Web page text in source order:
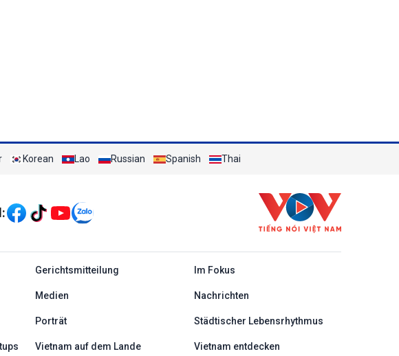
Korean Lao Russian Spanish Thai
Đức
Gerichtsmitteilung Im Fokus
Medien Nachrichten
Porträt Städtischer Lebensrhythmus
Vietnam auf dem Lande Vietnam entdecken